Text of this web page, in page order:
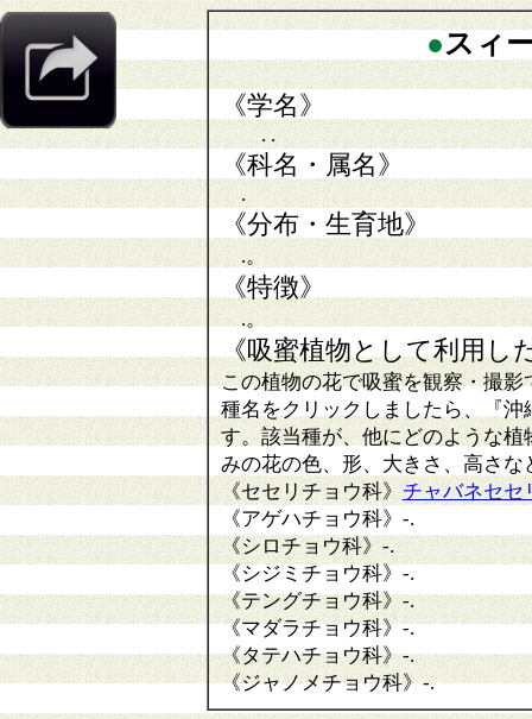
●スィ
《学名》
. .
《科名・属名》
.
《分布・生育地》
.。
《特徴》
.。
《吸蜜植物として利用し
この植物の花で吸蜜を観察・撮影
種名をクリックしましたら、『
す。該当種が、他にどのような
みの花の色、形、大きさ、高さ
《セセリチョウ科》チャバネセセ
《アゲハチョウ科》 -.
《シロチョウ科》 -.
《シジミチョウ科》 -.
《テングチョウ科》-.
《マダラチョウ科》-.
《タテハチョウ科》-.
《ジャノメチョウ科》-.